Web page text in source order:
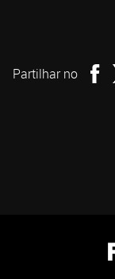
Partilhar no